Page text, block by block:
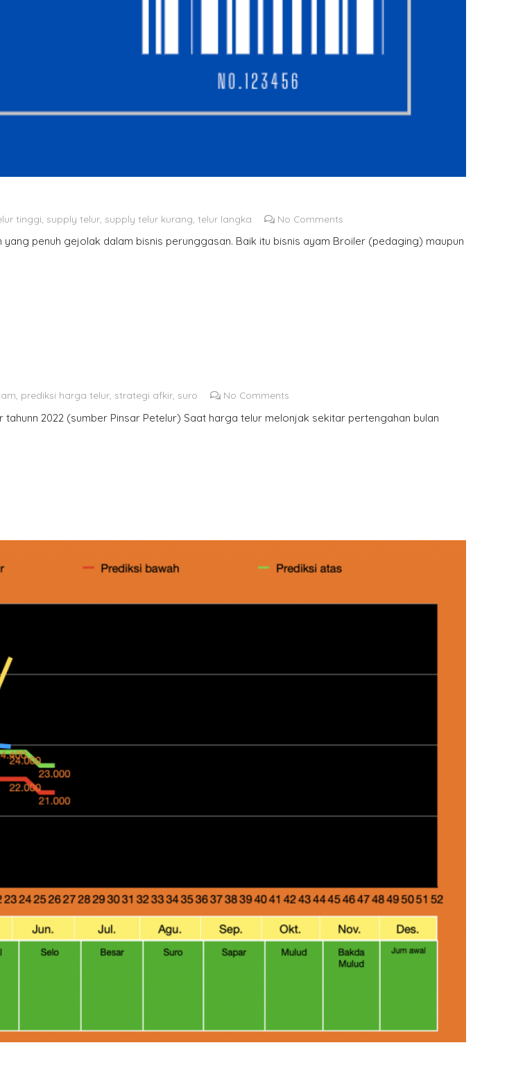
tinggi supply telur supply telur kurang telur langka No Comments
penuh gejolak dalam bisnis perunggasan. Baik itu bisnis ayam Broiler (pedaging) maupun
prediksi harga telur strategi afkir suro No Comments
2022 (sumber Pinsar Petelur) Saat harga telur melonjak sekitar pertengahan bulan